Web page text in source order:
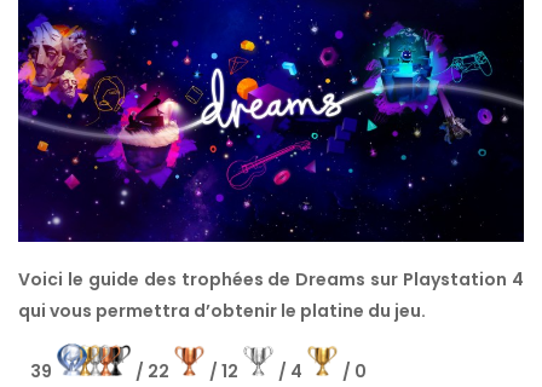
Voici le guide des trophées de Dreams sur Playstation 4
qui vous permettra d’obtenir le platine du jeu.
39 / 22 / 12 / 4
/ 0